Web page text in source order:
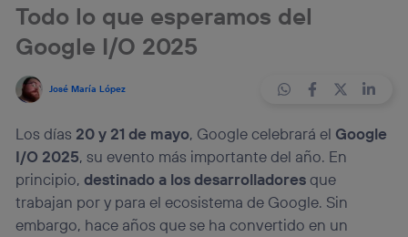
Todo lo que esperamos del
Google I/O 2025
José María López
Los días 20 y 21 de mayo, Google celebrará el Google
I/O 2025, su evento más importante del año. En
principio, destinado a los desarrolladoresque
trabajan por y para el ecosistema de Google. Sin
embargo, hace años que se ha convertido en un